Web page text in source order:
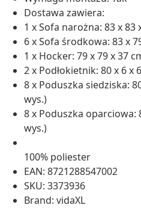
Dostawa zawiera:
1 x Sofa narożna: 83 x 83
6 x Sofa środkowa: 83 x
1 x Hocker: 79 x 79 x 37
2 x Podłokietnik: 80 x 6 x
8 x Poduszka siedziska:
wys.)
8 x Poduszka oparciowa:
wys.)
100% poliester
EAN: 8721288547002
SKU: 3373936
Brand: vidaXL